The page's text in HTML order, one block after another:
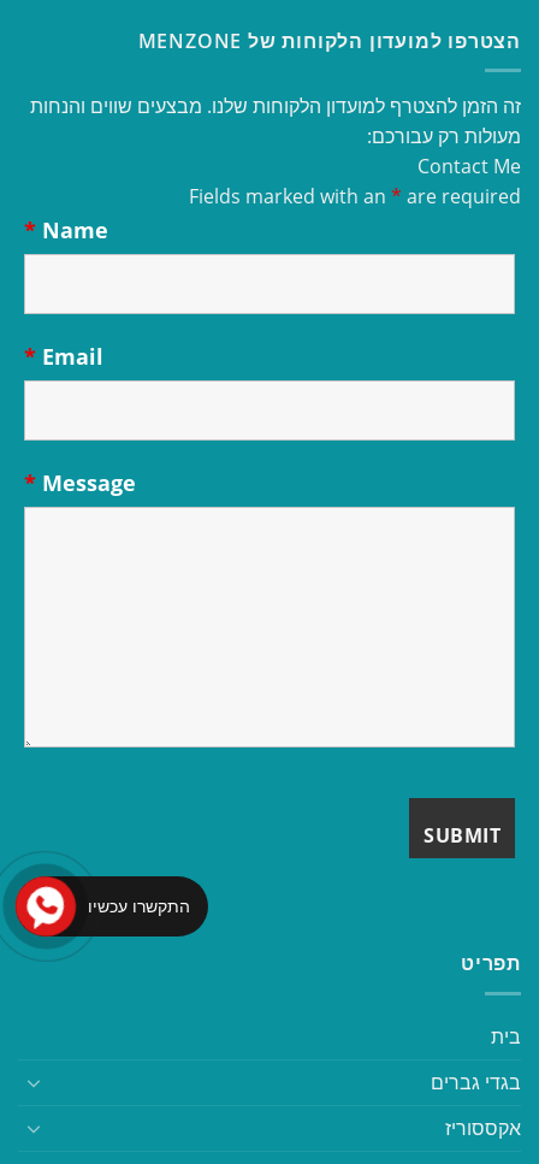
הצטרפו למועדון הלקוחות של MENZONE
זה הזמן להצטרף למועדון הלקוחות שלנו. מבצעים שווים והנחות
מעולות רק עבורכם:
Contact Me
Fields marked with an * are required
Name
*
Email
*
Message
*
תפריט
בית
בגדי גברים
אקססוריז
התקשרו עכשיו